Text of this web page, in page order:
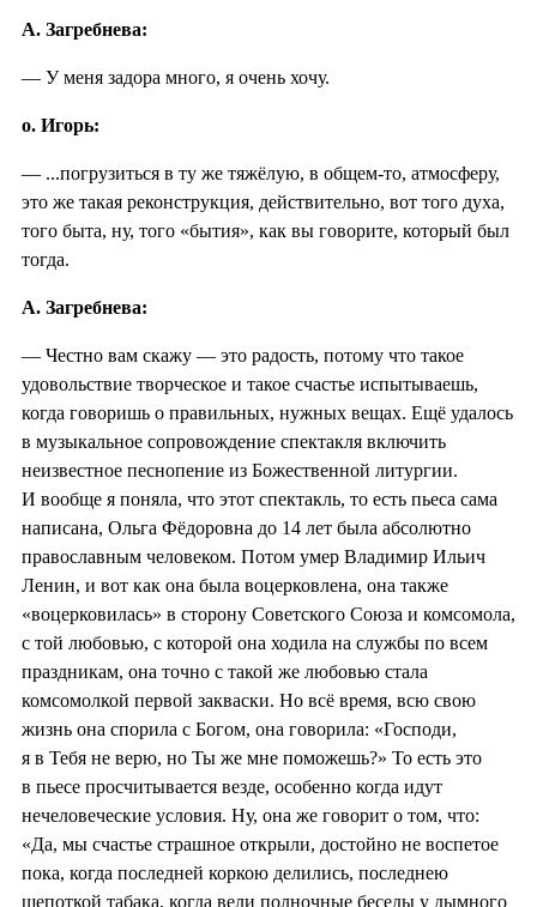
А. Загребнева:
— У меня задора много, я очень хочу.
о. Игорь:
— ...погрузиться в ту же тяжёлую, в общем-то, атмосферу,
это же такая реконструкция, действительно, вот того духа,
того быта, ну, того «бытия», как вы говорите, который был
тогда.
А. Загребнева:
— Честно вам скажу — это радость, потому что такое
удовольствие творческое и такое счастье испытываешь,
когда говоришь о правильных, нужных вещах. Ещё удалось
в музыкальное сопровождение спектакля включить
неизвестное песнопение из Божественной литургии.
И вообще я поняла, что этот спектакль, то есть пьеса сама
написана, Ольга Фёдоровна до 14 лет была абсолютно
православным человеком. Потом умер Владимир Ильич
Ленин, и вот как она была воцерковлена, она также
«воцерковилась» в сторону Советского Союза и комсомола,
с той любовью, с которой она ходила на службы по всем
праздникам, она точно с такой же любовью стала
комсомолкой первой закваски. Но всё время, всю свою
жизнь она спорила с Богом, она говорила: «Господи,
я в Тебя не верю, но Ты же мне поможешь?» То есть это
в пьесе просчитывается везде, особенно когда идут
нечеловеческие условия. Ну, она же говорит о том, что:
«Да, мы счастье страшное открыли, достойно не воспетое
пока, когда последней коркою делились, последнею
щепоткой табака, когда вели полночные беседы у дымного